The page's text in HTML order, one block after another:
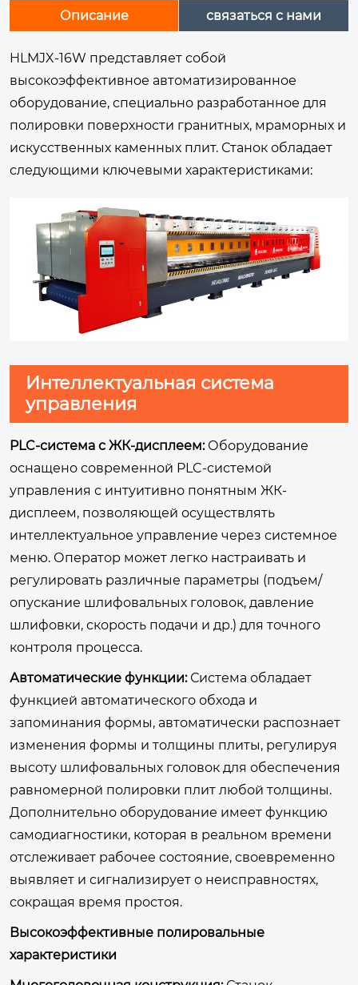
Описание связаться с нами
HLMJX-16W представляет собой
высокоэффективное автоматизированное
оборудование, специально разработанное для
полировки поверхности гранитных, мраморных и
искусственных каменных плит. Станок обладает
следующими ключевыми характеристиками:
Интеллектуальная система
управления
PLC-система с ЖК-дисплеем:Оборудование
оснащено современной PLC-системой
управления с интуитивно понятным ЖК-
дисплеем, позволяющей осуществлять
интеллектуальное управление через системное
меню. Оператор может легко настраивать и
регулировать различные параметры (подъем/
опускание шлифовальных головок, давление
шлифовки, скорость подачи и др.) для точного
контроля процесса.
Автоматические функции:Система обладает
функцией автоматического обхода и
запоминания формы, автоматически распознает
изменения формы и толщины плиты, регулируя
высоту шлифовальных головок для обеспечения
равномерной полировки плит любой толщины.
Дополнительно оборудование имеет функцию
самодиагностики, которая в реальном времени
отслеживает рабочее состояние, своевременно
выявляет и сигнализирует о неисправностях,
сокращая время простоя.
Высокоэффективные полировальные
характеристики